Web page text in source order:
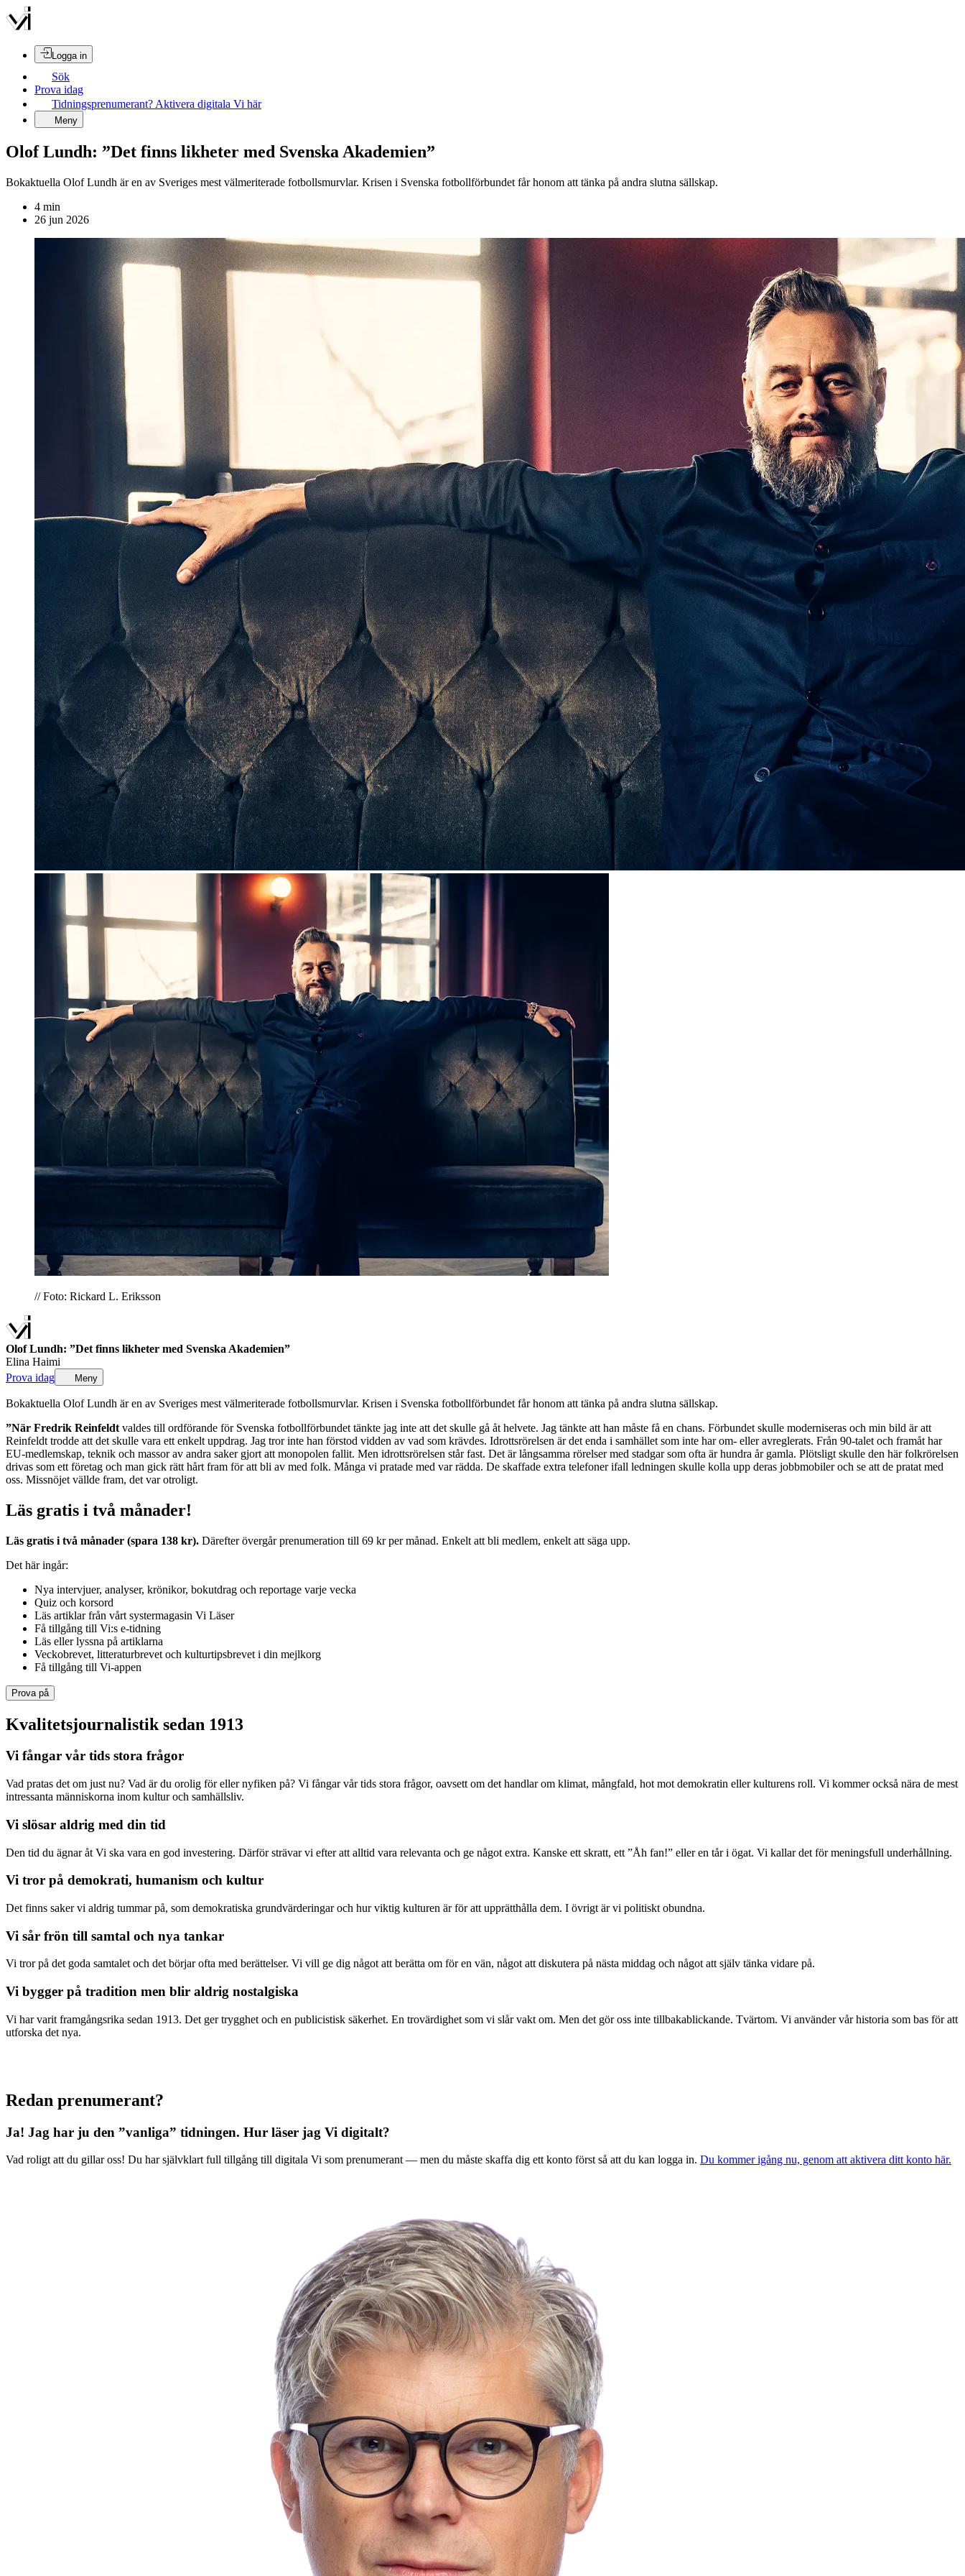
Logga in
Sök
Prova idag
Tidningsprenumerant? Aktivera digitala Vi här
Meny
Olof Lundh: ”Det finns likheter med Svenska Akademien”
Bokaktuella Olof Lundh är en av Sveriges mest välmeriterade fotbollsmurvlar. Krisen i Svenska fotbollförbundet får honom att tänka på andra slutna sällskap.
4 min
26 jun 2026
// Foto: Rickard L. Eriksson
Olof Lundh: ”Det finns likheter med Svenska Akademien”
Elina Haimi
Prova idag
Meny
Bokaktuella Olof Lundh är en av Sveriges mest välmeriterade fotbollsmurvlar. Krisen i Svenska fotbollförbundet får honom att tänka på andra slutna sällskap.
”När Fredrik Reinfeldt valdes till ord­förande för Svenska fotboll­förbundet tänkte jag inte att det skulle gå åt helvete. Jag tänkte att han måste få en chans. Förbundet skulle moderniseras och min bild är att
Reinfeldt trodde att det skulle vara ett enkelt uppdrag. Jag tror inte han förstod vidden av vad som krävdes. Idrottsrörelsen är det enda i samhället som inte har om- eller avreglerats. Från 90-talet och framåt har
EU-medlemskap, teknik och massor av andra saker gjort att monopolen fallit. Men idrottsrörelsen står fast. Det är långsamma rörelser med stadgar som ofta är hundra år gamla. Plötsligt skulle den här folkrörelsen
drivas som ett företag och man gick rätt hårt fram för att bli av med folk. Många vi pratade med var rädda. De skaffade extra telefoner ifall ledningen skulle kolla upp deras jobbmobiler och se att de pratat med
oss. Missnöjet vällde fram, det var otroligt.
Läs gratis i två månader!
Läs gratis i två månader (spara 138 kr). Därefter övergår prenumeration till 69 kr per månad. Enkelt att bli medlem, enkelt att säga upp.
Det här ingår:
Nya intervjuer, analyser, krönikor, bokutdrag och reportage varje vecka
Quiz och korsord
Läs artiklar från vårt systermagasin Vi Läser
Få tillgång till Vi:s e-tidning
Läs eller lyssna på artiklarna
Veckobrevet, litteraturbrevet och kulturtipsbrevet i din mejlkorg
Få tillgång till Vi-appen
Prova på
Kvalitetsjournalistik sedan 1913
Vi fångar vår tids stora frågor
Vad pratas det om just nu? Vad är du orolig för eller nyfiken på? Vi fångar vår tids stora frågor, oavsett om det handlar om klimat, mångfald, hot mot demokratin eller kulturens roll. Vi kommer också nära de mest
intressanta människorna inom kultur och samhällsliv.
Vi slösar aldrig med din tid
Den tid du ägnar åt Vi ska vara en god investering. Därför strävar vi efter att alltid vara relevanta och ge något extra. Kanske ett skratt, ett ”Åh fan!” eller en tår i ögat. Vi kallar det för meningsfull underhållning.
Vi tror på demokrati, humanism och kultur
Det finns saker vi aldrig tummar på, som demokratiska grundvärderingar och hur viktig kulturen är för att upprätthålla dem. I övrigt är vi politiskt obundna.
Vi sår frön till samtal och nya tankar
Vi tror på det goda samtalet och det börjar ofta med berättelser. Vi vill ge dig något att berätta om för en vän, något att diskutera på nästa middag och något att själv tänka vidare på.
Vi bygger på tradition men blir aldrig nostalgiska
Vi har varit framgångsrika sedan 1913. Det ger trygghet och en publicistisk säkerhet. En trovärdighet som vi slår vakt om. Men det gör oss inte tillbakablickande. Tvärtom. Vi använder vår historia som bas för att
utforska det nya.
Redan prenumerant?
Ja! Jag har ju den ”vanliga” tidningen. Hur läser jag Vi digitalt?
Vad roligt att du gillar oss! Du har självklart full tillgång till digitala Vi som prenumerant — men du måste skaffa dig ett konto först så att du kan logga in. Du kommer igång nu, genom att aktivera ditt konto här.